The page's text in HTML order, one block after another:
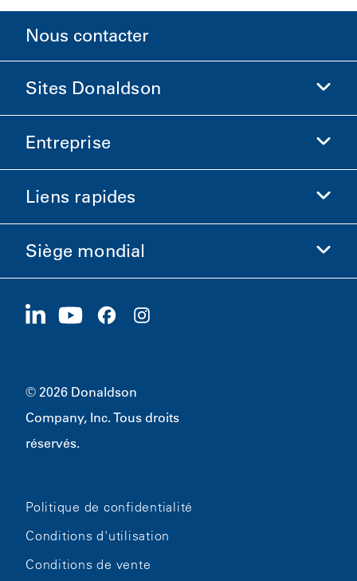
Nous contacter
Sites Donaldson
Donaldson Sciences de la vie
Boutique Donaldson
Entreprise
Informations sur l'entreprise
Éthique et conformité
Carrières
Liens rapides
Investisseurs
Fournisseurs
Développement durable
Siège mondial
1400 W 94th Street
© 2026 Donaldson
Company, Inc. Tous droits
réservés.
Politique de confidentialité
Conditions d'utilisation
Conditions de vente